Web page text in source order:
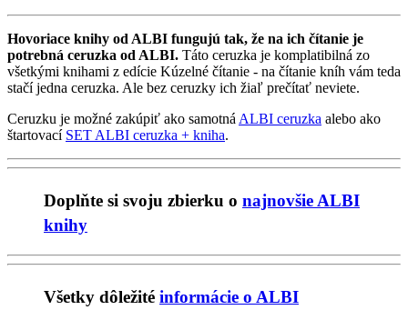
Hovoriace knihy od ALBI fungujú tak, že na ich čítanie je
potrebná ceruzka od ALBI. Táto ceruzka je komplatibilná zo
všetkými knihami z edície Kúzelné čítanie - na čítanie kníh vám teda
stačí jedna ceruzka. Ale bez ceruzky ich žiaľ prečítať neviete.
Ceruzku je možné zakúpiť ako samotná ALBI ceruzka alebo ako
štartovací SET ALBI ceruzka + kniha.
Doplňte si svoju zbierku o najnovšie ALBI
knihy
Všetky dôležité informácie o ALBI